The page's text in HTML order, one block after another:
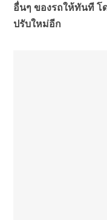
อื่นๆ ของรถให้ทันที โ
ปรับใหม่อีก